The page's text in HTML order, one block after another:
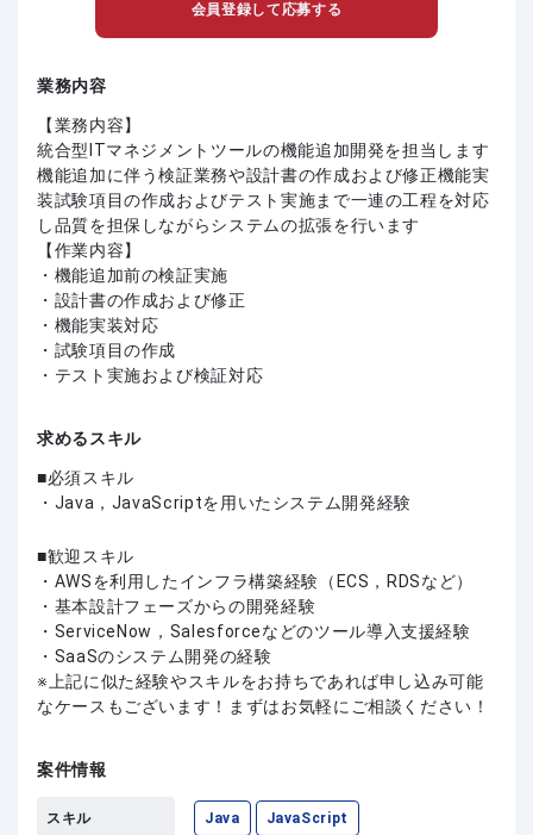
会員登録して応募する
業務内容
【業務内容】
統合型ITマネジメントツールの機能追加開発を担当します
機能追加に伴う検証業務や設計書の作成および修正機能実
装試験項目の作成およびテスト実施まで一連の工程を対応
し品質を担保しながらシステムの拡張を行います
【作業内容】
・機能追加前の検証実施
・設計書の作成および修正
・機能実装対応
・試験項目の作成
・テスト実施および検証対応
求めるスキル
必須スキル
・Java，JavaScriptを用いたシステム開発経験
歓迎スキル
・AWSを利用したインフラ構築経験（ECS，RDSなど）
・基本設計フェーズからの開発経験
・ServiceNow，Salesforceなどのツール導入支援経験
・SaaSのシステム開発の経験
上記に似た経験やスキルをお持ちであれば申し込み可能
なケースもございます！まずはお気軽にご相談ください！
案件情報
スキル Java JavaScript